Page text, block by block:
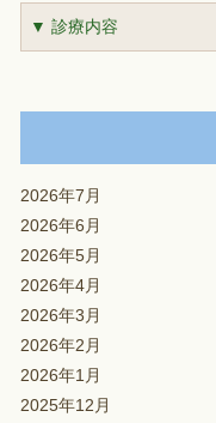
▼ 診療内容
2026年7月
2026年6月
2026年5月
2026年4月
2026年3月
2026年2月
2026年1月
2025年12月